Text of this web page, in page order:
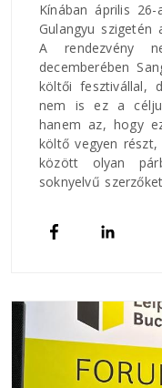
Kínában április
Gulangyu
A rendezvény
decemberében
költői fesztivállal,
nem is ez a
hanem az, hogy
költő vegyen
között olyan
soknyelvű